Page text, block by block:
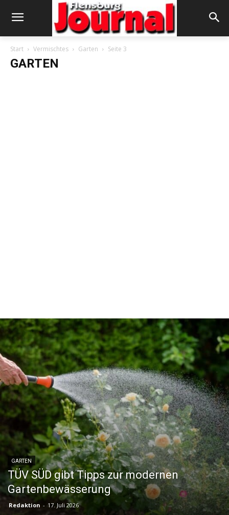
Start Vermischtes Garten Seite 3
GARTEN
GARTEN
TÜV SÜD gibt Tipps zur modernen
Gartenbewässerung
Redaktion - 17. Juli 2026